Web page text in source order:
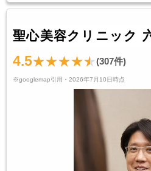
聖心美容クリニック
4.5 (307件)
※googlemap引用・2026年7月10日時点